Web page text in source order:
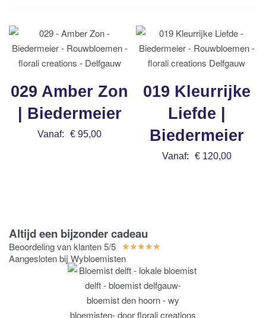
029 Amber Zon
| Biedermeier
Vanaf: € 95,00
019 Kleurrijke
Liefde |
Biedermeier
Vanaf: €120,00
Altijd een bijzonder cadeau
Beoordeling van klanten 5/5 ★★★★★
Aangesloten bij Wybloemisten